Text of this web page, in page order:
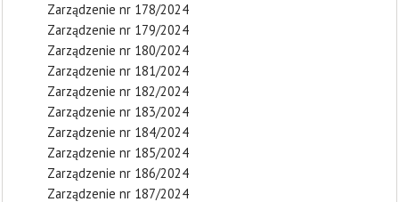
Zarządzenie nr 178/2024
Zarządzenie nr 179/2024
Zarządzenie nr 180/2024
Zarządzenie nr 181/2024
Zarządzenie nr 182/2024
Zarządzenie nr 183/2024
Zarządzenie nr 184/2024
Zarządzenie nr 185/2024
Zarządzenie nr 186/2024
Zarządzenie nr 187/2024